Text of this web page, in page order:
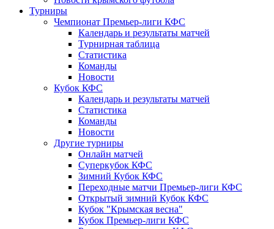
Турниры
Чемпионат Премьер-лиги КФС
Календарь и результаты матчей
Турнирная таблица
Статистика
Команды
Новости
Кубок КФС
Календарь и результаты матчей
Статистика
Команды
Новости
Другие турниры
Онлайн матчей
Суперкубок КФС
Зимний Кубок КФС
Переходные матчи Премьер-лиги КФС
Открытый зимний Кубок КФС
Кубок "Крымская весна"
Кубок Премьер-лиги КФС